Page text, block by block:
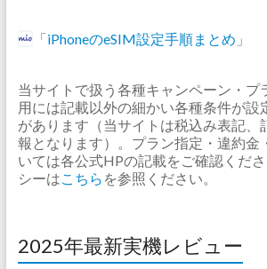
「iPhoneのeSIM設定手順まとめ 」
当サイトで扱う各種キャンペーン・プ
用には記載以外の細かい各種条件が設
があります（当サイトは税込み表記、
報となります）。プラン指定・違約金
いては各公式HPの記載をご確認くだ
シーは こちら を参照ください。
2025年最新実機レビュー